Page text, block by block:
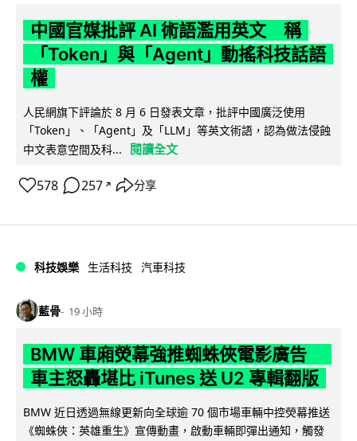
中國官媒批評 AI 術語濫用英文 稱
「Token」與「Agent」動搖科技話語
權
人民網旗下評論於 8 月 6 日發表文章，批評中國廣泛使用
「Token」、「Agent」及「LLM」等英文術語，認為做法侵蝕
中文表意空間及科...
閱讀全文
578 257 ↗ 分享
科技娛樂 生活科技 汽車科技
藍骨 19 小時
BMW 車廂熒幕強推蜘蛛俠電影廣告
車主怒轟堪比 iTunes 送 U2 專輯翻版
BMW 近日透過無線更新向全球逾 70 個市場車輛中控熒幕推送
《蜘蛛俠：英雄重生》宣傳動畫，啟動車輛即彈出通知，觸發